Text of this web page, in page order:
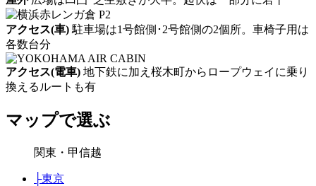
アクセス(車) 駐車場は1号館側･2号館側の2個所。車椅子用は
各数台分
アクセス(電車) 地下鉄に加え桜木町からロープウェイに乗り
換えるルートも有
マップで選ぶ
関東・甲信越
├東京